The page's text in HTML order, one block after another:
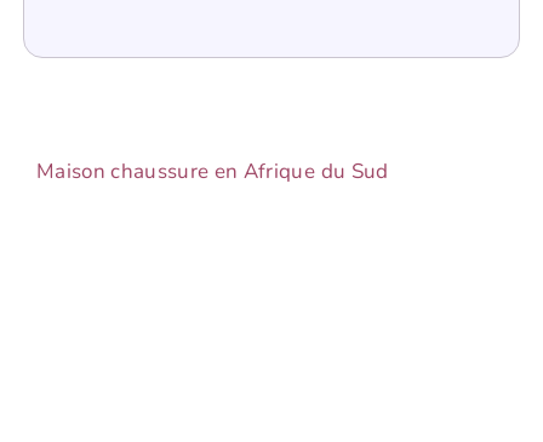
Maison chaussure en Afrique du Sud